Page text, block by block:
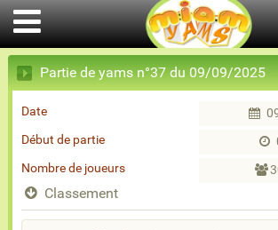
Partie de yams n°37 du 09/09/2025
Date
Début de partie
Nombre de joueurs
Classement